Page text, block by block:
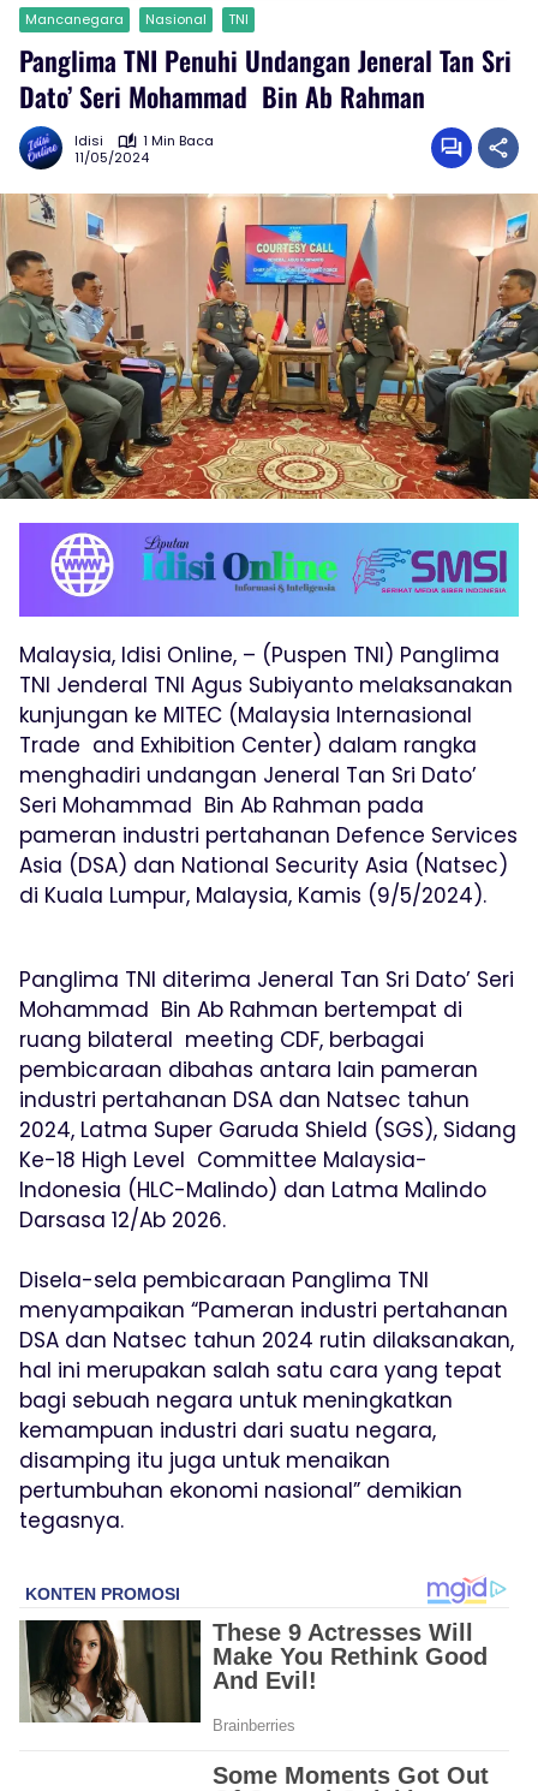
Mancanegara Nasional TNI
Panglima TNI Penuhi Undangan Jeneral Tan Sri
Dato’ Seri Mohammad Bin Ab Rahman
Idisi
1 Min Baca
11/05/2024
Malaysia, Idisi Online, – (Puspen TNI) Panglima
TNI Jenderal TNI Agus Subiyanto melaksanakan
kunjungan ke MITEC (Malaysia Internasional
Trade and Exhibition Center) dalam rangka
menghadiri undangan Jeneral Tan Sri Dato’
Seri Mohammad Bin Ab Rahman pada
pameran industri pertahanan Defence Services
Asia (DSA) dan National Security Asia (Natsec)
di Kuala Lumpur, Malaysia, Kamis (9/5/2024).
Panglima TNI diterima Jeneral Tan Sri Dato’ Seri
Mohammad Bin Ab Rahman bertempat di
ruang bilateral meeting CDF, berbagai
pembicaraan dibahas antara lain pameran
industri pertahanan DSA dan Natsec tahun
2024, Latma Super Garuda Shield (SGS), Sidang
Ke-18 High Level Committee Malaysia-
Indonesia (HLC-Malindo) dan Latma Malindo
Darsasa 12/Ab 2026.
Disela-sela pembicaraan Panglima TNI
menyampaikan “Pameran industri pertahanan
DSA dan Natsec tahun 2024 rutin dilaksanakan,
hal ini merupakan salah satu cara yang tepat
bagi sebuah negara untuk meningkatkan
kemampuan industri dari suatu negara,
disamping itu juga untuk menaikan
pertumbuhan ekonomi nasional” demikian
tegasnya.